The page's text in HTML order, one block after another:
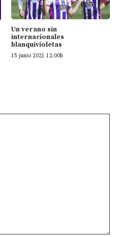
Un verano sin
internacionales
blanquivioletas
15 junio 2021 12:00h